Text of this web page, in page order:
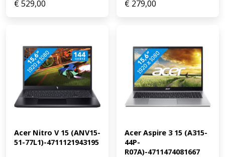
€529,00 € 279,00
Acer Nitro V 15 (ANV15-
51-77L1)-4711121943195
Acer Aspire 3 15 (A315-
44P-
R07A)-4711474081667